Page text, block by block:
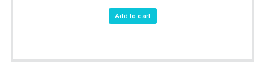
Add to cart